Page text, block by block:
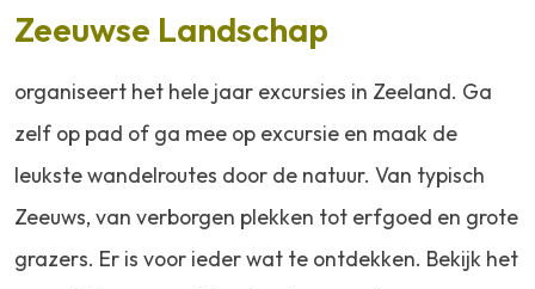
Zeeuwse Landschap
organiseert het hele jaar excursies in Zeeland. Ga
zelf op pad of ga mee op excursie en maak de
leukste wandelroutes door de natuur. Van typisch
Zeeuws, van verborgen plekken tot erfgoed en grote
grazers. Er is voor ieder wat te ontdekken. Bekijk het